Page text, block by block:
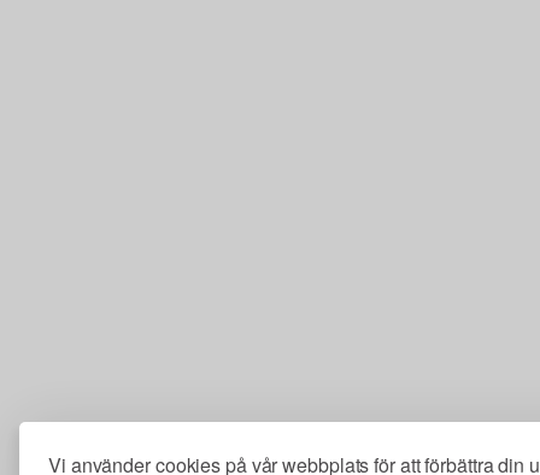
Vi använder cookies på vår webbplats för att förbättra din